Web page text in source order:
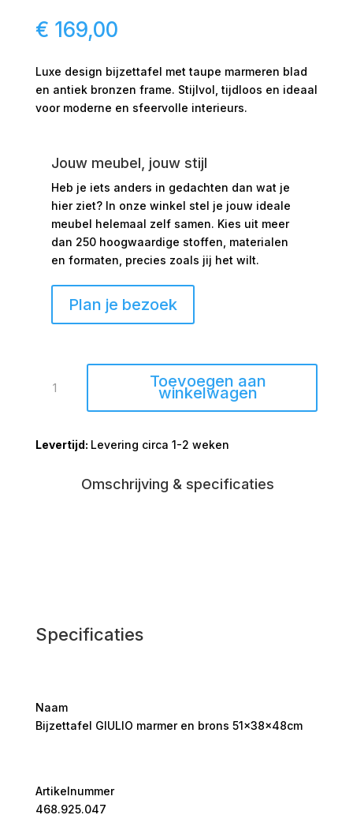
€ 169,00
Luxe design bijzettafel met taupe marmeren blad
en antiek bronzen frame. Stijlvol, tijdloos en ideaal
voor moderne en sfeervolle interieurs.
Jouw meubel, jouw stijl
Heb je iets anders in gedachten dan wat je
hier ziet? In onze winkel stel je jouw ideale
meubel helemaal zelf samen. Kies uit meer
dan 250 hoogwaardige stoffen, materialen
en formaten, precies zoals jij het wilt.
Plan je bezoek
GIULIO
brons
Toevoegen aan
winkelwagen
Levering circa 1-2 weken
Omschrijving & specificaties
Specificaties
Naam
Bijzettafel GIULIO marmer en brons 51x38x48cm
Artikelnummer
468.925.047